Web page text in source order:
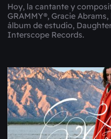
Hoy, la cantante y
GRAMMY®, Gracie
álbum de estudio,
Interscope Records.